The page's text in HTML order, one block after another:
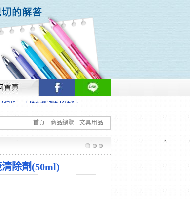
調整，不便之處敬請見諒！
調整，不便之處敬請見諒！
首頁 商品總覽 文具用品
清除劑(50ml)